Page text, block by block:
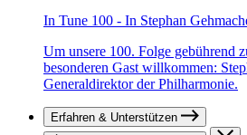
In Tune 100 - In Stephan
Um unsere 100. Folge gebührend
besonderen Gast willkommen:
Generaldirektor der Philharmonie.
Erfahren & Unterstützen